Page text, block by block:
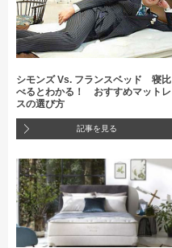
シモンズ Vs. フランスベッド 寝比
べるとわかる！ おすすめマットレ
スの選び方
記事を見る